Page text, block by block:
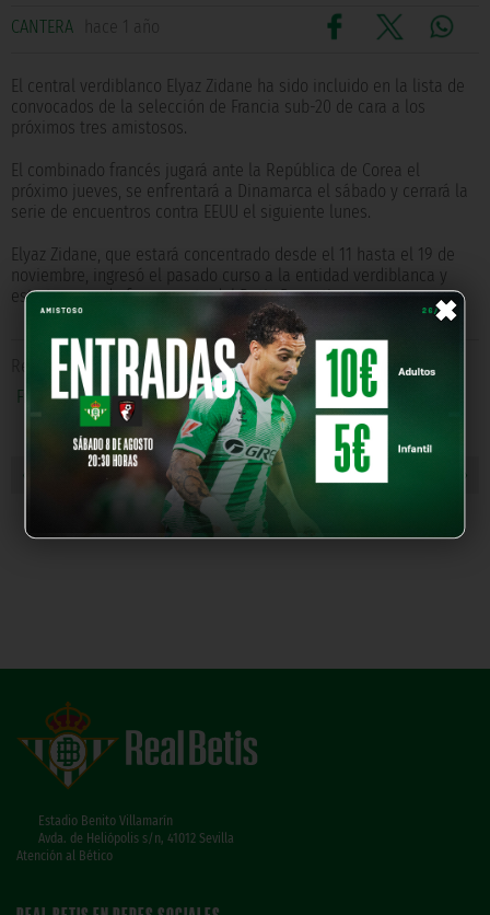
×
CANTERA hace 1 año
El central verdiblanco Elyaz Zidane ha sido incluido en la lista de
convocados de la selección de Francia sub-20 de cara a los
próximos tres amistosos.
El combinado francés jugará ante la República de Corea el
próximo jueves, se enfrentará a Dinamarca el sábado y cerrará la
serie de encuentros contra EEUU el siguiente lunes.
Elyaz Zidane, que estará concentrado desde el 11 hasta el 19 de
noviembre, ingresó el pasado curso a la entidad verdiblanca y
esta temporada forma parte del Betis Deportivo.
Relacionado con internacionales, Betis Deportivo, Elyaz,
Francia sub-20
« NOTICIA ANTERIOR NOTICIA SIGUIENTE »
Estadio Benito Villamarín
Avda. de Heliópolis s/n, 41012 Sevilla
Atención al Bético